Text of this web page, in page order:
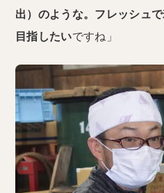
出）のような。フレッシュ
目指したいですね」